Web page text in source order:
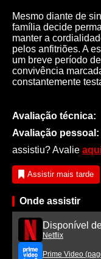
Mesmo diante de
família decide
manter a
pelos anfitriões. A
um breve período
convivência
constantemente
Avaliação técnica:
Avaliação pessoal:
assistiu? Avalie
Assistir mais tarde
Onde assistir
Disponível
Netflix
Prime Video